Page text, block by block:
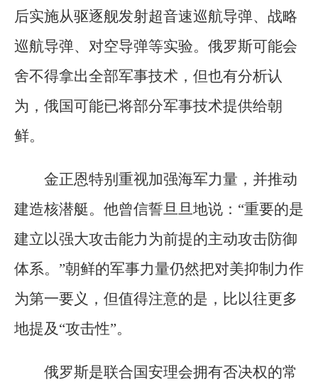
后实施从驱逐舰发射超音速巡航导弹、战略
巡航导弹、对空导弹等实验。俄罗斯可能会
舍不得拿出全部军事技术，但也有分析认
为，俄国可能已将部分军事技术提供给朝
鲜。
金正恩特别重视加强海军力量，并推动
建造核潜艇。他曾信誓旦旦地说：“重要的是
建立以强大攻击能力为前提的主动攻击防御
体系。”朝鲜的军事力量仍然把对美抑制力作
为第一要义，但值得注意的是，比以往更多
地提及“攻击性”。
俄罗斯是联合国安理会拥有否决权的常